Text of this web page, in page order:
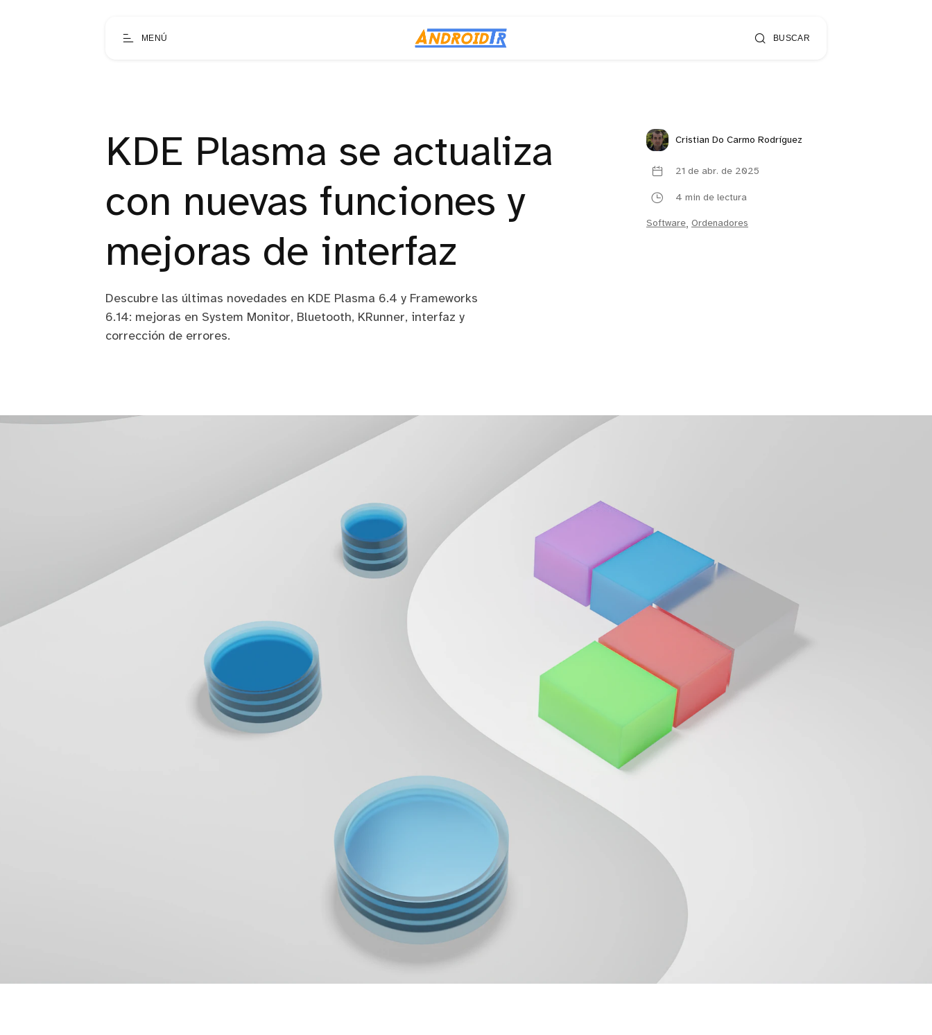
MENÚ BUSCAR
KDE Plasma se actualiza
con nuevas funciones y
mejoras de interfaz
Descubre las últimas novedades en KDE Plasma 6.4 y Frameworks
6.14: mejoras en System Monitor, Bluetooth, KRunner, interfaz y
corrección de errores.
Cristian Do Carmo Rodríguez
21 de abr. de 2025
4 min de lectura
Software, Ordenadores